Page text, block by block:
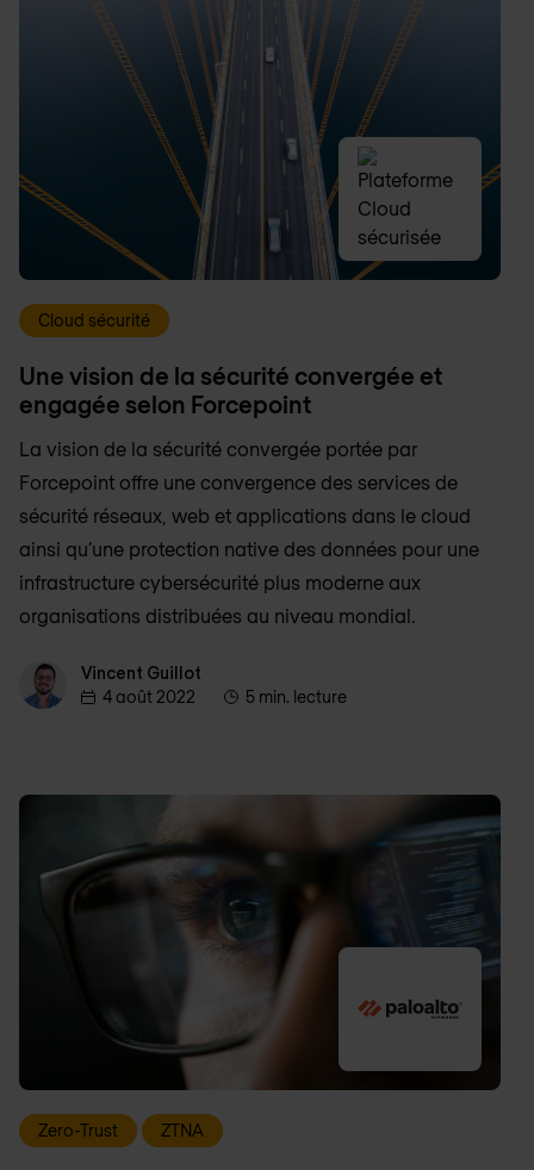
Cloud sécurité
Une vision de la sécurité convergée et
engagée selon Forcepoint
La vision de la sécurité convergée portée par
Forcepoint offre une convergence des services de
sécurité réseaux, web et applications dans le cloud
ainsi qu’une protection native des données pour une
infrastructure cybersécurité plus moderne aux
organisations distribuées au niveau mondial.
Vincent Guillot
Vincent Guillot
4 août 2022
5 min. lecture
Zero-Trust ZTNA